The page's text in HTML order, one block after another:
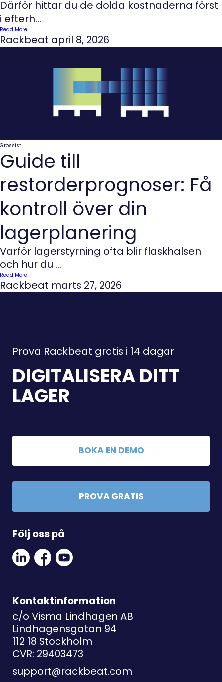
Därför hittar du de dolda kostnaderna först
i efterh...
Read More
Rackbeat april 8, 2026
Grossist
Guide till
restorderprognoser: Få
kontroll över din
lagerplanering
Varför lagerstyrning ofta blir flaskhalsen
och hur du ...
Read More
Rackbeat marts 27, 2026
Prova Rackbeat gratis i 14 dagar
DIGITALISERA DITT
LAGER
BOKA EN DEMO
PROVA GRATIS
Följ oss på
Linkedin
Social
Link
Facebook
Social
Link
Youtube
Link
Kontaktinformation
c/o Visma Lindhagen AB
Lindhagensgatan 94
112 18 Stockholm
CVR: 29403473
support@rackbeat.com